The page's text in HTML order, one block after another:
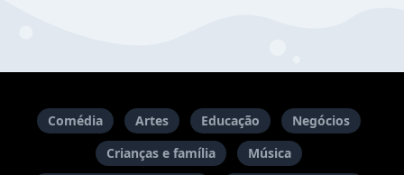
Comédia Artes Educação
Negócios
Crianças e família
Música